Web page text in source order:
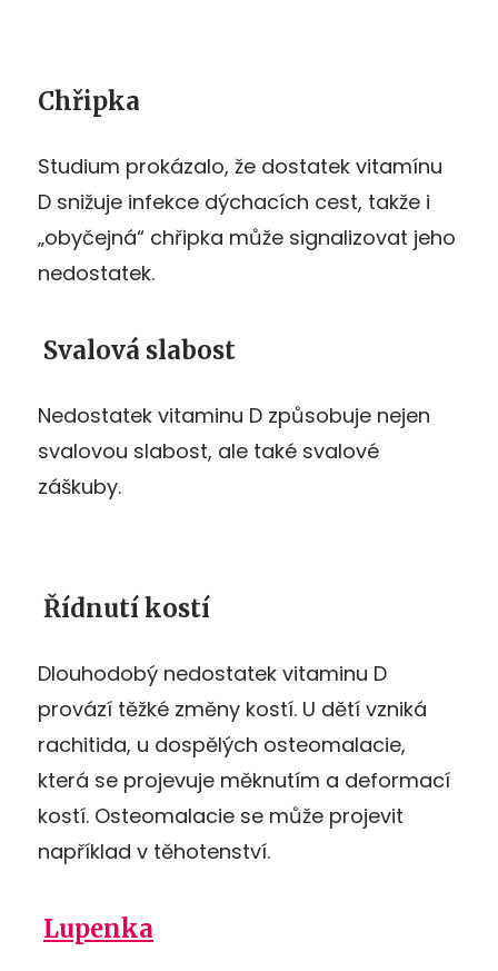
Chřipka
Studium prokázalo, že dostatek vitamínu
D snižuje infekce dýchacích cest, takže i
„obyčejná“ chřipka může signalizovat jeho
nedostatek.
Svalová slabost
Nedostatek vitaminu D způsobuje nejen
svalovou slabost, ale také svalové
záškuby.
Řídnutí kostí
Dlouhodobý nedostatek vitaminu D
provází těžké změny kostí. U dětí vzniká
rachitida, u dospělých osteomalacie,
která se projevuje měknutím a deformací
kostí. Osteomalacie se může projevit
například v těhotenství.
Lupenka